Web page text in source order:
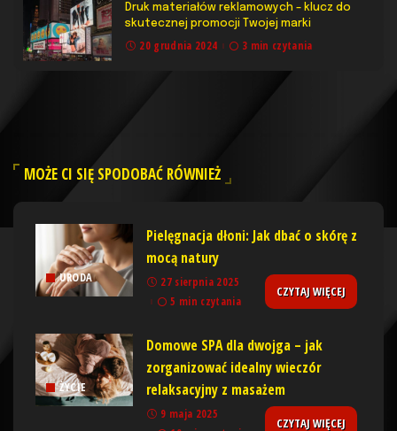
Druk materiałów reklamowych – klucz do
skutecznej promocji Twojej marki
20 grudnia 2024 3 min czytania
MOŻE CI SIĘ SPODOBAĆ RÓWNIEŻ
URODA
Pielęgnacja dłoni: Jak dbać o skórę z
mocą natury
27 sierpnia 2025
5 min czytania
CZYTAJ WIĘCEJ
ŻYCIE
Domowe SPA dla dwojga – jak
zorganizować idealny wieczór
relaksacyjny z masażem
9 maja 2025
CZYTAJ WIĘCEJ